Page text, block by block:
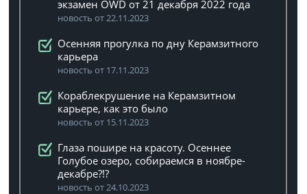
экзамен OWD от 21 декабря 2022 года
новость от 22.11.2023
Осенняя прогулка по дну Керамзитного
карьера
новость от 17.11.2023
Кораблекрушение на Керамзитном
карьере, как это было
новость от 15.11.2023
Глаза пошире на красоту. Осеннее
Голубое озеро, собираемся в ноябре-
декабре?!?
новость от 24.10.2023